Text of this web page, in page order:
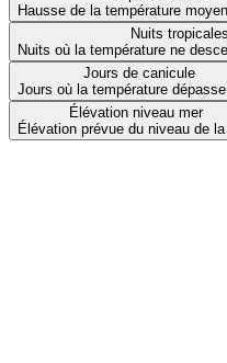
Hausse de la température
Nuits tropicales
Nuits où la température ne
Jours de canicule
Jours où la température dépasse
Élévation niveau mer
Élévation prévue du niveau de